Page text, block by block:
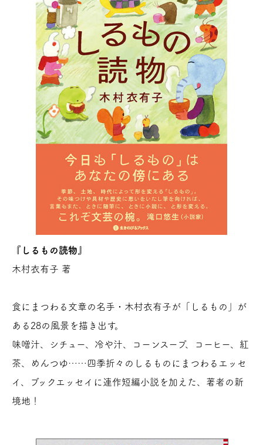
『しるもの読物』
木村衣有子 著
食にまつわる文章の名手・木村衣有子が「しるもの」が
ある28の風景を描き出す。
味噌汁、シチュー、冷や汁、コーンスープ、コーヒー、紅
茶、めんつゆ……四季折々のしるものにまつわるエッセ
イ、ブックエッセイに連作短編小説を加えた、著者の新
境地！